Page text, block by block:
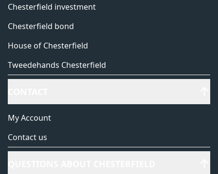
Chesterfield investment
Chesterfield bond
House of Chesterfield
Tweedehands Chesterfield
My Account
Contact us